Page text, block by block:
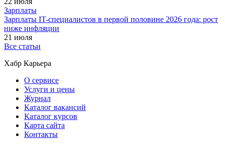
Зарплаты
Зарплаты IT-специалистов в первой половине 2026 года: рост
ниже инфляции
21 июля
Все статьи
Хабр Карьера
О сервисе
Услуги и цены
Журнал
Каталог вакансий
Каталог курсов
Карта сайта
Контакты